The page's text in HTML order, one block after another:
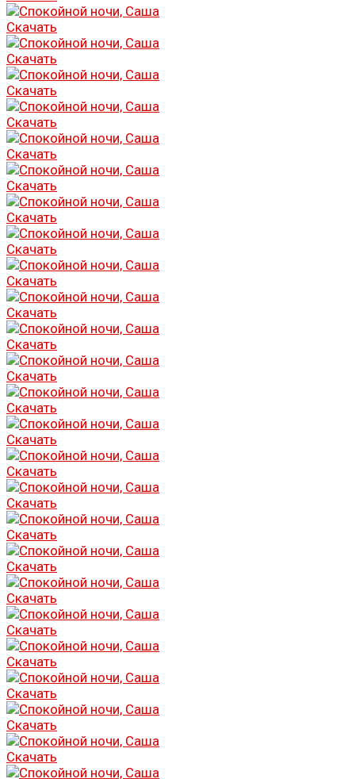
Скачать
Скачать
Скачать
Скачать
Скачать
Скачать
Скачать
Скачать
Скачать
Скачать
Скачать
Скачать
Скачать
Скачать
Скачать
Скачать
Скачать
Скачать
Скачать
Скачать
Скачать
Скачать
Скачать
Скачать